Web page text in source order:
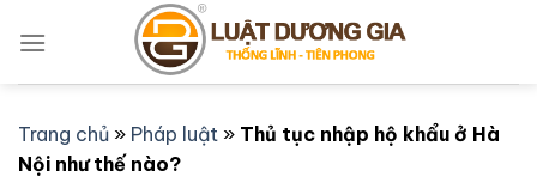
qua
Trang chủ » Pháp luật » Thủ tục nhập hộ khẩu ở Hà
Nội như thế nào?